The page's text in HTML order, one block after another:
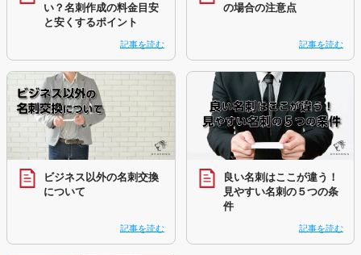
い？名刺作成の料金目安
と安くするポイント
記事を読む
の場合の注意点
記事を読む
ビジネス以外の名刺交換
について
記事を読む
良い名刺はここが違う！
見やすい名刺の５つの条
件
記事を読む